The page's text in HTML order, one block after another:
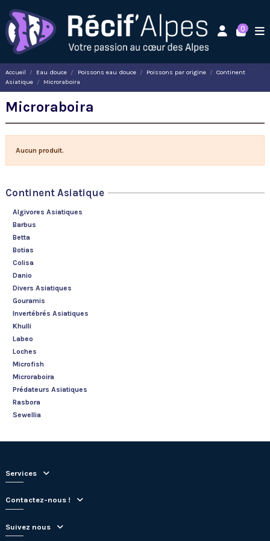
0
Accueil Eau douce Poissons eau douce Poissons par origine
Continent
Asiatique
Microraboira
Microraboira
Aucun produit.
Continent Asiatique
Algivores Asiatiques
Barbus
Betta
Botias
Colisa
Danio
Divers Asiatiques
Gouramis
Invertébrés Asiatiques
Khulli
Labeo
Loches
Microfish
Microraboira
Prédateurs Asiatiques
Rasbora
Sewellia
Services
Contactez-nous !
Suivez nous